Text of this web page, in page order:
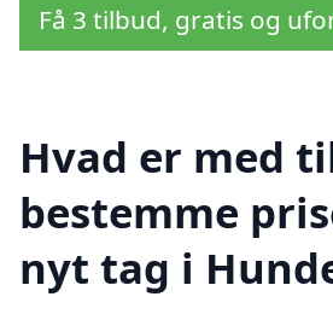
Få 3 tilbud, gratis og
Hvad er med
bestemme
nyt tag i